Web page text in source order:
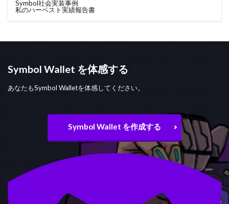
Symbol社会実装事例
私のハーベスト実績報告書
Symbol Wallet を体感する
あなたもSymbol Walletを体感してください。
Symbol Wallet を作成する